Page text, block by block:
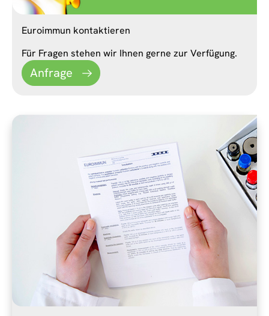
Euroimmun kontaktieren
Für Fragen stehen wir Ihnen gerne zur Verfügung.
Anfrage